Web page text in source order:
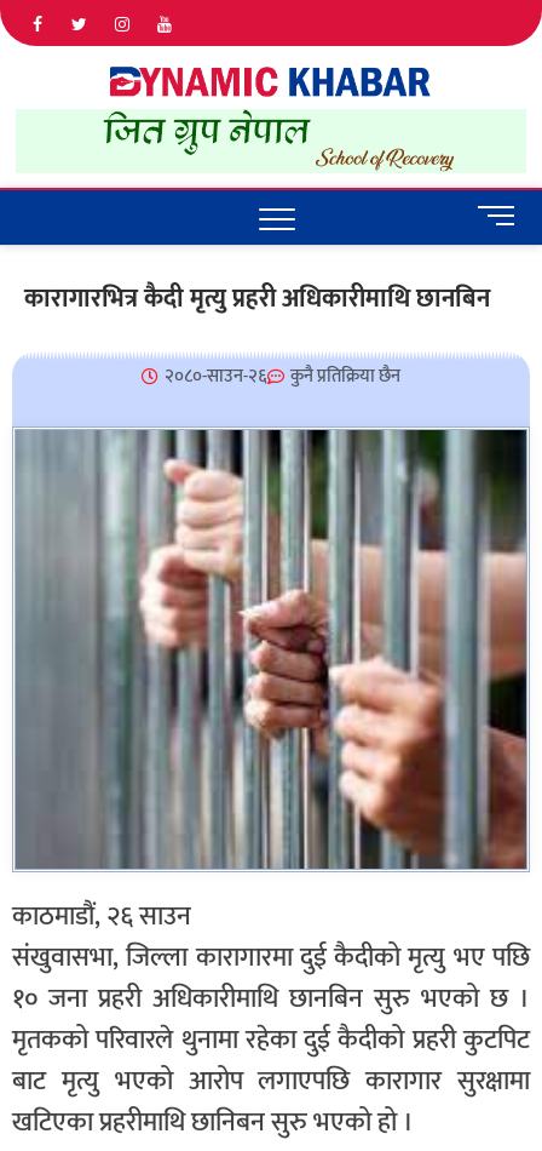
IN NEPAL
M
e
u
u
o
कारागारभित्र कैदी मृत्यु प्रहरी अधिकारीमाथि छानबिन
२०८०-साउन-२६ कुनै प्रतिक्रिया छैन
काठमाडौं, २६ साउन
संखुवासभा, जिल्ला कारागारमा दुई कैदीको मृत्यु भए पछि
१० जना प्रहरी अधिकारीमाथि छानबिन सुरु भएको छ ।
मृतकको परिवारले थुनामा रहेका दुई कैदीको प्रहरी कुटपिट
बाट मृत्यु भएको आरोप लगाएपछि कारागार सुरक्षामा
खटिएका प्रहरीमाथि छानिबन सुरु भएको हो ।